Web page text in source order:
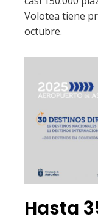
Volotea tiene
octubre.
Hasta